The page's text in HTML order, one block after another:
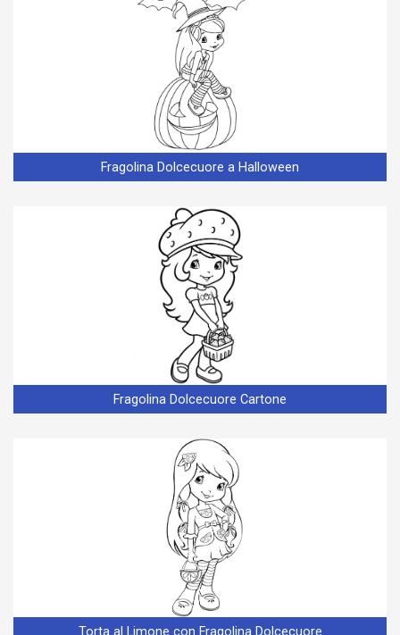
Fragolina Dolcecuore a Halloween
Fragolina Dolcecuore Cartone
Torta al Limone con Fragolina Dolcecuore